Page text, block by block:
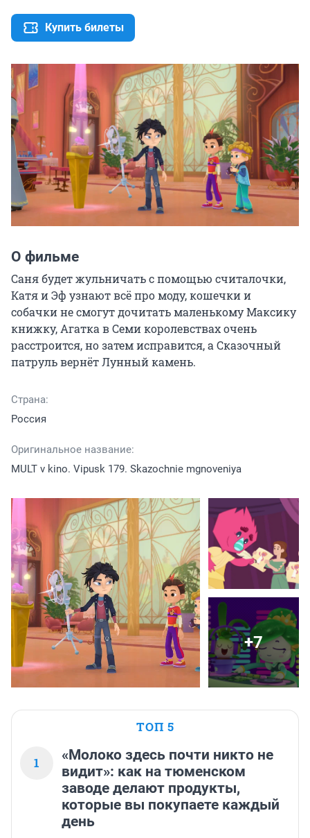
Купить билеты
О фильме
Саня будет жульничать с помощью считалочки,
Катя и Эф узнают всё про моду, кошечки и
собачки не смогут дочитать маленькому Максику
книжку, Агатка в Семи королевствах очень
расстроится, но затем исправится, а Сказочный
патруль вернёт Лунный камень.
Страна:
Россия
Оригинальное название:
MULT v kino. Vipusk 179. Skazochnie mgnoveniya
+7
ТОП 5
1
«Молоко здесь почти никто не
видит»: как на тюменском
заводе делают продукты,
которые вы покупаете каждый
день